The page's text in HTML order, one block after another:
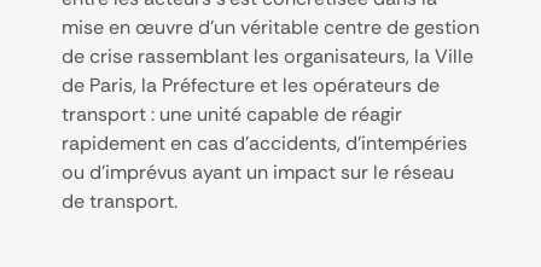
mise en œuvre d’un véritable centre de gestion
de crise rassemblant les organisateurs, la Ville
de Paris, la Préfecture et les opérateurs de
transport : une unité capable de réagir
rapidement en cas d’accidents, d’intempéries
ou d’imprévus ayant un impact sur le réseau
de transport.